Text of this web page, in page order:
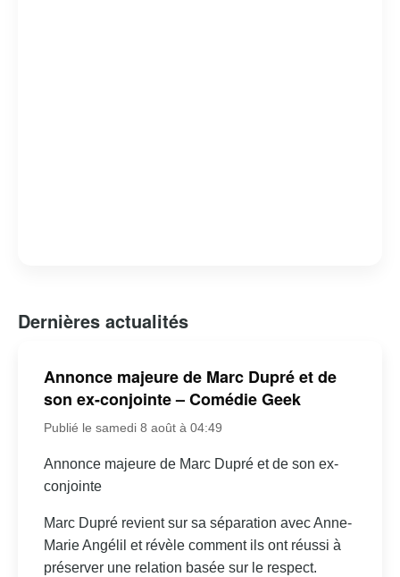
Dernières actualités
Annonce majeure de Marc Dupré et de
son ex-conjointe – Comédie Geek
Publié le samedi 8 août à 04:49
Annonce majeure de Marc Dupré et de son ex-
conjointe
Marc Dupré revient sur sa séparation avec Anne-
Marie Angélil et révèle comment ils ont réussi à
préserver une relation basée sur le respect.